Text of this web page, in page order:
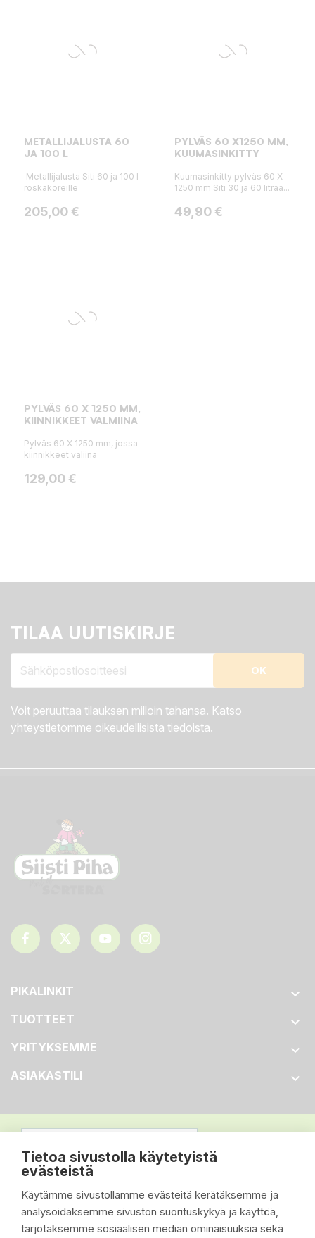
Tietoa sivustolla käytetyistä
evästeistä
Käytämme sivustollamme evästeitä kerätäksemme ja
analysoidaksemme sivuston suorituskykyä ja käyttöä,
tarjotaksemme sosiaalisen median ominaisuuksia sekä
METALLIJALUSTA 60
JA 100 L
Metallijalusta Siti 60 ja 100 l
roskakoreille
Hinta
205,00 €
PYLVÄS 60 X1250 MM,
KUUMASINKITTY
Kuumasinkitty pylväs 60 X
1250 mm Siti 30 ja 60 litraa...
Hinta
49,90 €
PYLVÄS 60 X 1250 MM,
KIINNIKKEET VALMIINA
Pylväs 60 X 1250 mm, jossa
kiinnikkeet valiina
Hinta
129,00 €
TILAA UUTISKIRJE
Voit peruuttaa tilauksen milloin tahansa. Katso
yhteystietomme oikeudellisista tiedoista.
PIKALINKIT 
TUOTTEET 
YRITYKSEMME 
ASIAKASTILI 